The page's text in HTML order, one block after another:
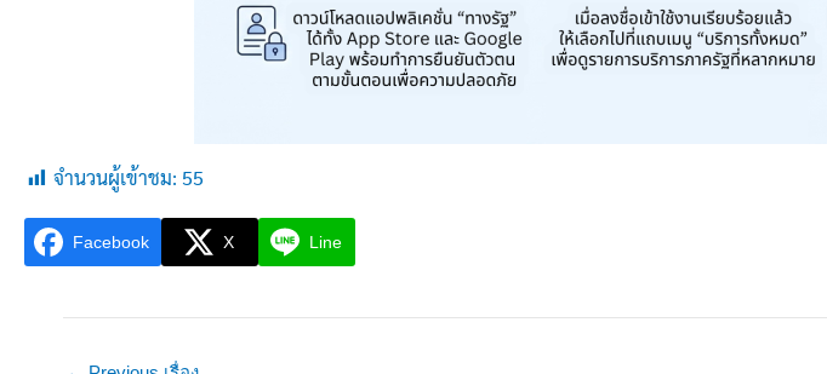
จำนวนผู้เข้าชม: 55
Facebook X Line